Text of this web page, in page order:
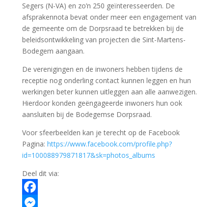
Segers (N-VA) en zo’n 250 geïnteresseerden. De
afsprakennota bevat onder meer een engagement van
de gemeente om de Dorpsraad te betrekken bij de
beleidsontwikkeling van projecten die Sint-Martens-
Bodegem aangaan.
De verenigingen en de inwoners hebben tijdens de
receptie nog onderling contact kunnen leggen en hun
werkingen beter kunnen uitleggen aan alle aanwezigen.
Hierdoor konden geëngageerde inwoners hun ook
aansluiten bij de Bodegemse Dorpsraad.
Voor sfeerbeelden kan je terecht op de Facebook
Pagina: https://www.facebook.com/profile.php?
id=100088979871817&sk=photos_albums
Deel dit via:
Facebook